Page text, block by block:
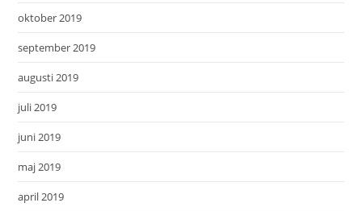
oktober 2019
september 2019
augusti 2019
juli 2019
juni 2019
maj 2019
april 2019